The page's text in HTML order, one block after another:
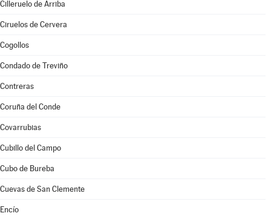
Cilleruelo de Arriba
Ciruelos de Cervera
Cogollos
Condado de Treviño
Contreras
Coruña del Conde
Covarrubias
Cubillo del Campo
Cubo de Bureba
Cuevas de San Clemente
Encío